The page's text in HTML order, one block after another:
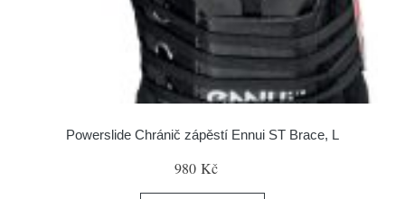
Powerslide Chránič zápěstí Ennui ST Brace, L
980 Kč